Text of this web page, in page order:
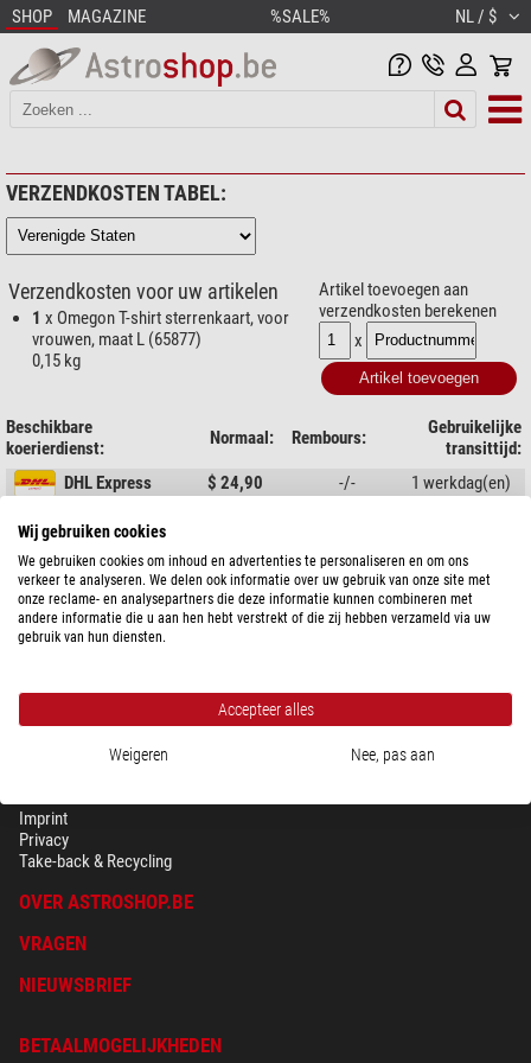
SHOP MAGAZINE %SALE% NL / $
VERZENDKOSTEN TABEL:
Verzendkosten voor uw artikelen
1 x Omegon T-shirt sterrenkaart, voor
vrouwen, maat L (65877)
0,15 kg
Artikel toevoegen aan
verzendkosten berekenen
x
Beschikbare
koerierdienst:
Normaal: Rembours:
Gebruikelijke
transittijd:
DHL Express
$ 24,90 -/- 1 werkdag(en)
Het volledige overzicht van verzendkosten weergeven, afhankelijk van
het gewicht van het pakket voor het land dat hierboven is geselecteerd.
Imprint
Privacy
Take-back & Recycling
OVER ASTROSHOP.BE
VRAGEN
NIEUWSBRIEF
BETAALMOGELIJKHEDEN
Wij gebruiken cookies
We gebruiken cookies om inhoud en advertenties te personaliseren en om ons
verkeer te analyseren. We delen ook informatie over uw gebruik van onze site met
onze reclame- en analysepartners die deze informatie kunnen combineren met
andere informatie die u aan hen hebt verstrekt of die zij hebben verzameld via uw
gebruik van hun diensten.
Accepteer alles
Weigeren Nee, pas aan